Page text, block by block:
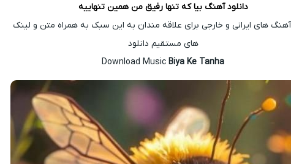
دانلود آهنگ بیا که تنها رفیق من همین تنهاییه
های ایرانی و خارجی برای علاقه مندان به این سبک به همراه متن و لینک
های مستقیم دانلود
Biya Ke Tanha